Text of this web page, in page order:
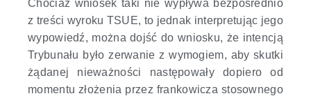
Chociaż wniosek taki nie wypływa bezpośrednio
z treści wyroku TSUE, to jednak interpretując jego
wypowiedź, można dojść do wniosku, że intencją
Trybunału było zerwanie z wymogiem, aby skutki
żądanej nieważności następowały dopiero od
momentu złożenia przez frankowicza stosownego